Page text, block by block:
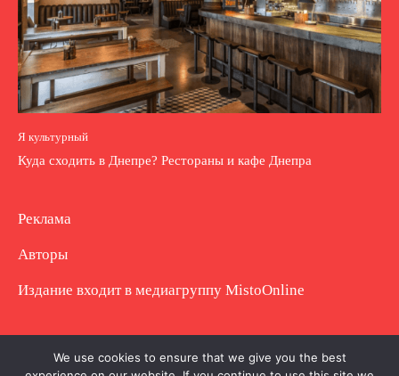
Я культурный
Куда сходить в Днепре? Рестораны и кафе Днепра
Реклама
Авторы
Издание входит в медиагруппу MistoOnline
Copyright © Полное использование материала
We use cookies to ensure that we give you the best